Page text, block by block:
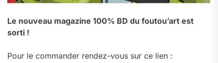
Le nouveau magazine 100% BD du foutou’art est
sorti !
Pour le commander rendez-vous sur ce lien :